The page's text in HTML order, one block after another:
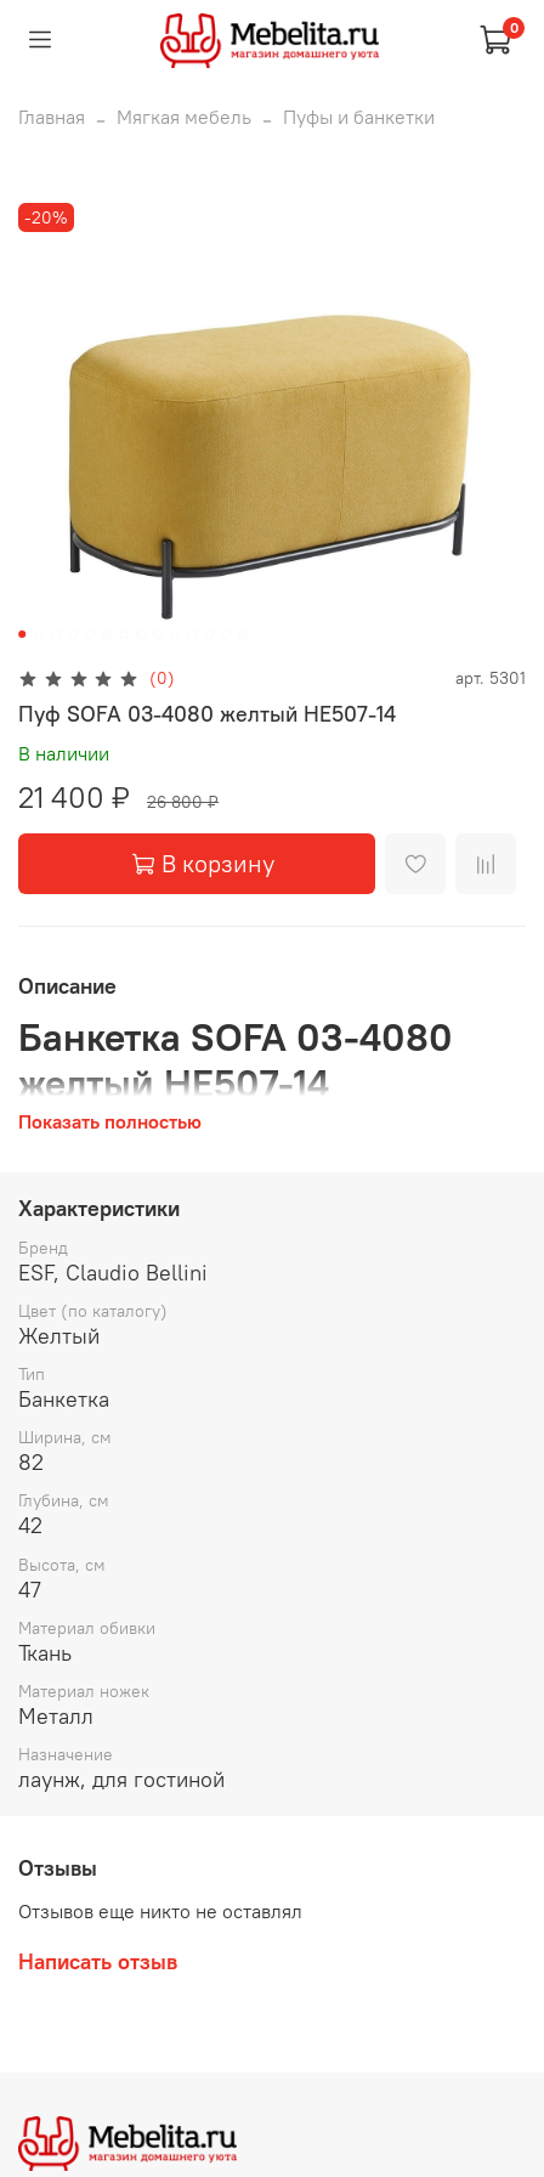
0
Главная Мягкая мебель Пуфы и банкетки
-20%
(0) арт. 5301
Пуф SOFA 03-4080 желтый HE507-14
В наличии
21 400 ₽ 26 800 ₽
В корзину
Описание
Банкетка SOFA 03-4080
желтый HE507-14
Показать полностью
Характеристики
Бренд
ESF, Claudio Bellini
Цвет (по каталогу)
Желтый
Тип
Банкетка
Ширина, см
82
Глубина, см
42
Высота, см
47
Материал обивки
Ткань
Материал ножек
Металл
Назначение
лаунж, для гостиной
Отзывы
Отзывов еще никто не оставлял
Написать отзыв